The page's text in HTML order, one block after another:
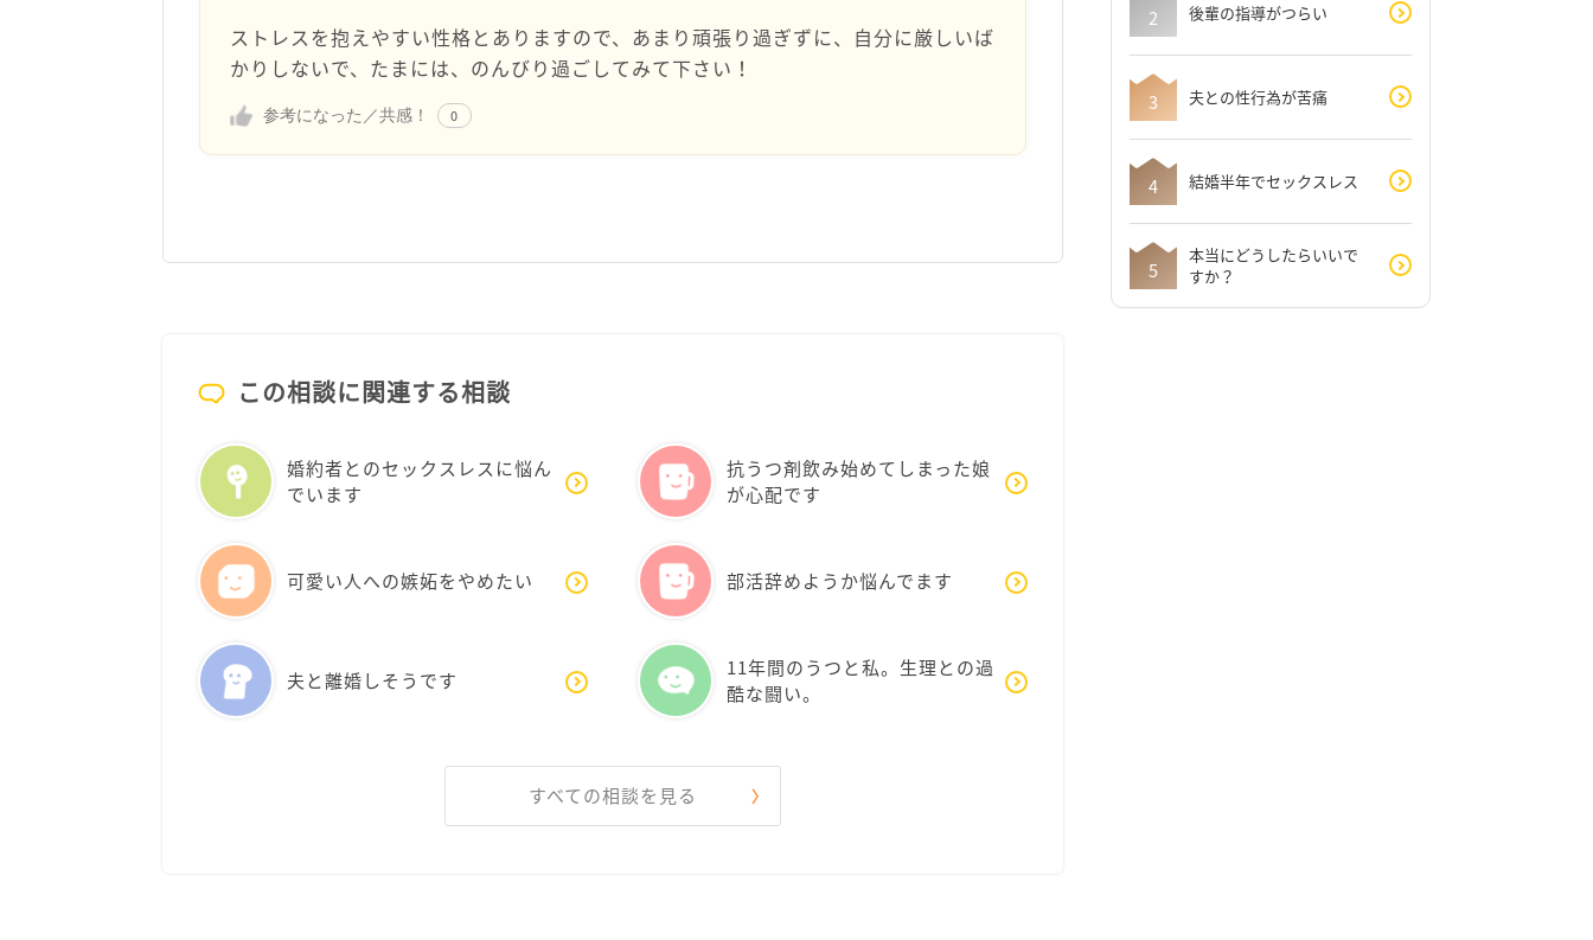
ストレスを抱えやすい性格とありますので、あまり頑張り過ぎずに、自分に厳しいば
かりしないで、たまには、のんびり過ごしてみて下さい！
参考になった／共感！ 0
この相談に関連する相談
婚約者とのセックスレスに悩ん
でいます
抗うつ剤飲み始めてしまった娘
が心配です
可愛い人への嫉妬をやめたい 部活辞めようか悩んでます
夫と離婚しそうです
11年間のうつと私。生理との過
酷な闘い。
すべての相談を見る
後輩の指導がつらい
夫との性行為が苦痛
結婚半年でセックスレス
本当にどうしたらいいで
すか？